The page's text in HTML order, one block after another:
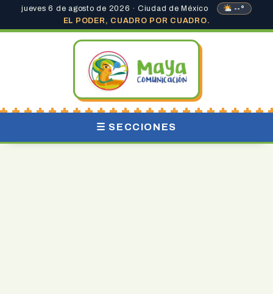
jueves 6 de agosto de 2026 · Ciudad de México
--°
EL PODER, CUADRO POR CUADRO.
☰ SECCIONES